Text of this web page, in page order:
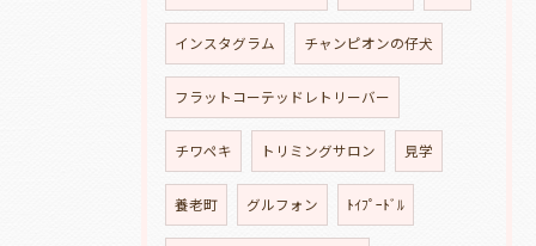
インスタグラム チャンピオンの仔犬
フラットコーテッドレトリーバー
チワペキ トリミングサロン 見学
養老町 グルフォン ﾄｲﾌﾟｰﾄﾞﾙ